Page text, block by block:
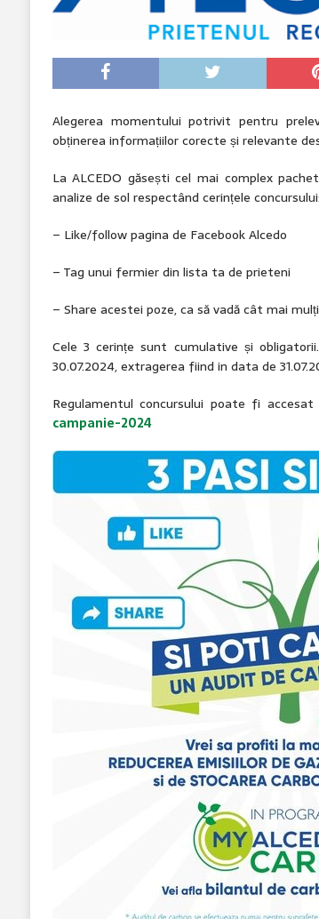
Alegerea momentului potrivit pentru
obținerea informațiilor corecte și relevante
La ALCEDO găsești cel mai complex
analize de sol respectând cerințele concursului:
– Like/follow pagina de Facebook Alcedo
– Tag unui fermier din lista ta de prieteni
– Share acestei poze, ca să vadă cât mai
Cele 3 cerințe sunt cumulative și
30.07.2024, extragerea fiind in data de
Regulamentul concursului poate fi
campanie-2024